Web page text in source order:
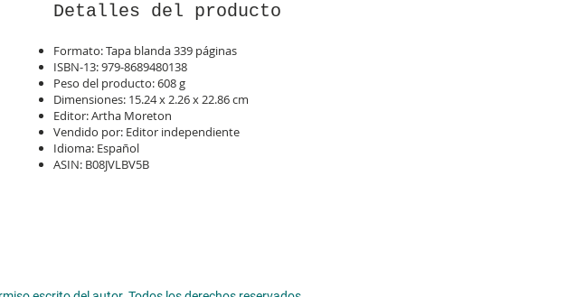
Detalles del producto
Formato: Tapa blanda 339 páginas
ISBN-13: 979-8689480138
Peso del producto: 608 g
Dimensiones: 15.24 x 2.26 x 22.86 cm
Editor: Artha Moreton
Vendido por: Editor independiente
Idioma: Español
ASIN: B08JVLBV5B